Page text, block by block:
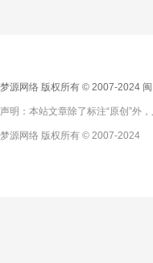
梦源网络 版权所有 © 2007-2024
声明：本站文章除了标注“原创”外
梦源网络 版权所有 © 2007-2024